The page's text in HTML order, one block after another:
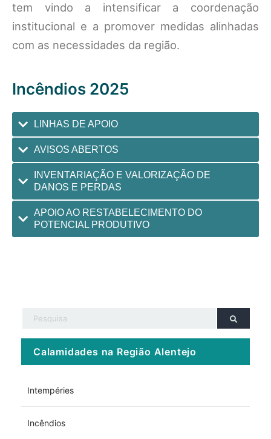
tem vindo a intensificar a coordenação
institucional e a promover medidas alinhadas
com as necessidades da região.
Incêndios 2025
LINHAS DE APOIO
AVISOS ABERTOS
INVENTARIAÇÃO E VALORIZAÇÃO DE
DANOS E PERDAS
APOIO AO RESTABELECIMENTO DO
POTENCIAL PRODUTIVO
Calamidades na Região Alentejo
Intempéries
Incêndios